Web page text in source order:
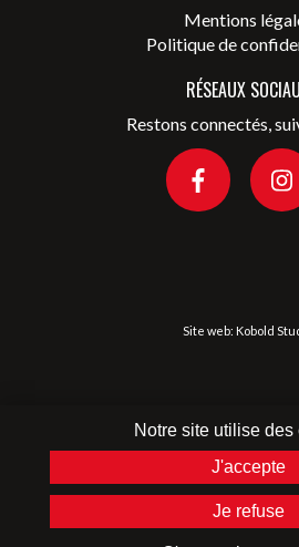
Mentions
Politique de
RÉSEAUX
Restons connectés,
Site web: Kobold
Notre site utilise des
J'accepte
Je refuse